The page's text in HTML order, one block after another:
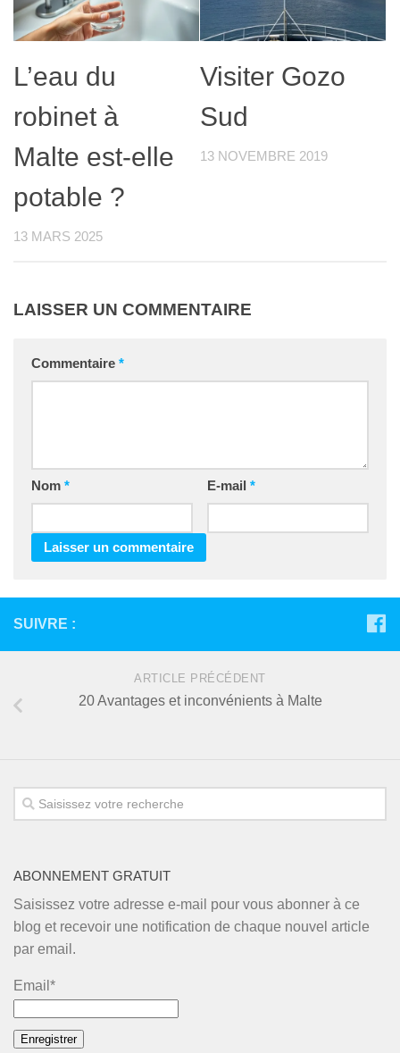
L’eau du
robinet à
Malte est-elle
potable ?
13 MARS 2025
Visiter Gozo
Sud
13 NOVEMBRE 2019
LAISSER UN COMMENTAIRE
Commentaire *
Nom * E-mail *
SUIVRE :
ARTICLE PRÉCÉDENT
20 Avantages et inconvénients à Malte
ABONNEMENT GRATUIT
Saisissez votre adresse e-mail pour vous abonner à ce
blog et recevoir une notification de chaque nouvel article
par email.
Email*